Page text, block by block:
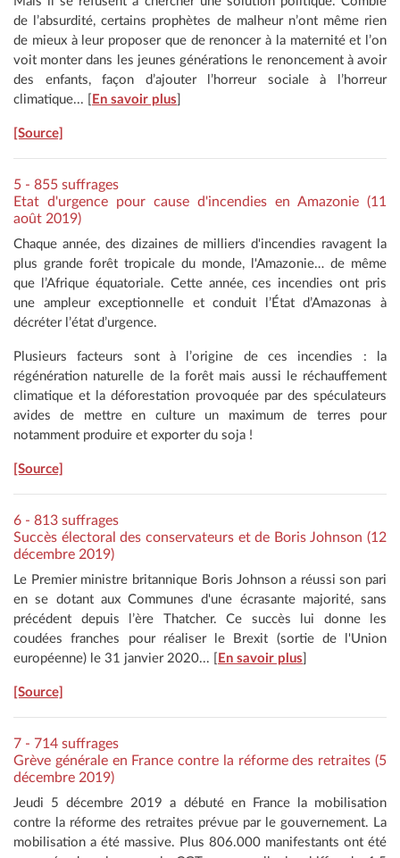
de l’absurdité, certains prophètes de malheur n’ont même rien
de mieux à leur proposer que de renoncer à la maternité et l’on
voit monter dans les jeunes générations le renoncement à avoir
des enfants, façon d’ajouter l’horreur sociale à l’horreur
climatique... [
En savoir plus
[Source]
5 - 855 suffrages
Etat d'urgence pour cause d'incendies en Amazonie (11
août 2019)
Chaque année, des dizaines de milliers d'incendies ravagent la
plus grande forêt tropicale du monde, l'Amazonie… de même
que l’Afrique équatoriale. Cette année, ces incendies ont pris
une ampleur exceptionnelle et conduit l’État d’Amazonas à
décréter l’état d’urgence.
Plusieurs facteurs sont à l’origine de ces incendies : la
régénération naturelle de la forêt mais aussi le réchauffement
climatique et la déforestation provoquée par des spéculateurs
avides de mettre en culture un maximum de terres pour
notamment produire et exporter du soja !
[Source]
6 - 813 suffrages
Succès électoral des conservateurs et de Boris Johnson (12
décembre 2019)
Le Premier ministre britannique Boris Johnson a réussi son pari
en se dotant aux Communes d'une écrasante majorité, sans
précédent depuis l’ère Thatcher. Ce succès lui donne les
coudées franches pour réaliser le Brexit (sortie de l'Union
européenne) le 31 janvier 2020... [
En savoir plus
[Source]
7 - 714 suffrages
Grève générale en France contre la réforme des retraites (5
décembre 2019)
Jeudi 5 décembre 2019 a débuté en France la mobilisation
contre la réforme des retraites prévue par le gouvernement. La
mobilisation a été massive. Plus 806.000 manifestants ont été